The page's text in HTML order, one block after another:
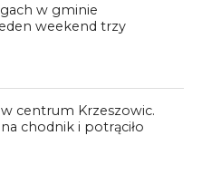
w gminie
weekend trzy
centrum Krzeszowic.
chodnik i potrąciło